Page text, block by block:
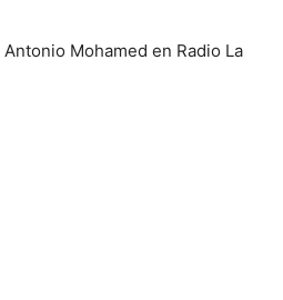
Mohamed en Radio La